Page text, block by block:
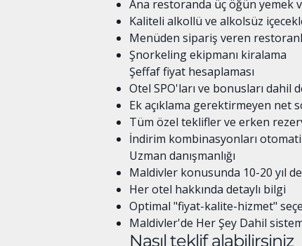
Ana restoranda üç öğün yemek
Kaliteli alkollü ve alkolsüz
Menüden sipariş veren
Şnorkeling ekipmanı kiralama
Şeffaf fiyat hesaplaması
Otel SPO'ları ve bonusları dahil
Ek açıklama gerektirmeyen net
Tüm özel teklifler ve erken
İndirim kombinasyonları
Uzman danışmanlığı
Maldivler konusunda 10-20 yıl
Her otel hakkında detaylı bilgi
Optimal "fiyat-kalite-hizmet"
Maldivler'de Her Şey Dahil
Nasıl teklif alabilirsiniz